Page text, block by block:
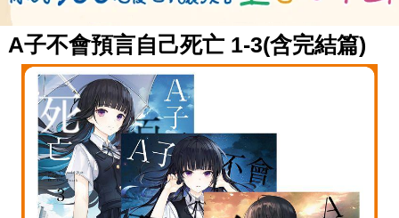
A子不會預言自己死亡 1-3(含完結篇)